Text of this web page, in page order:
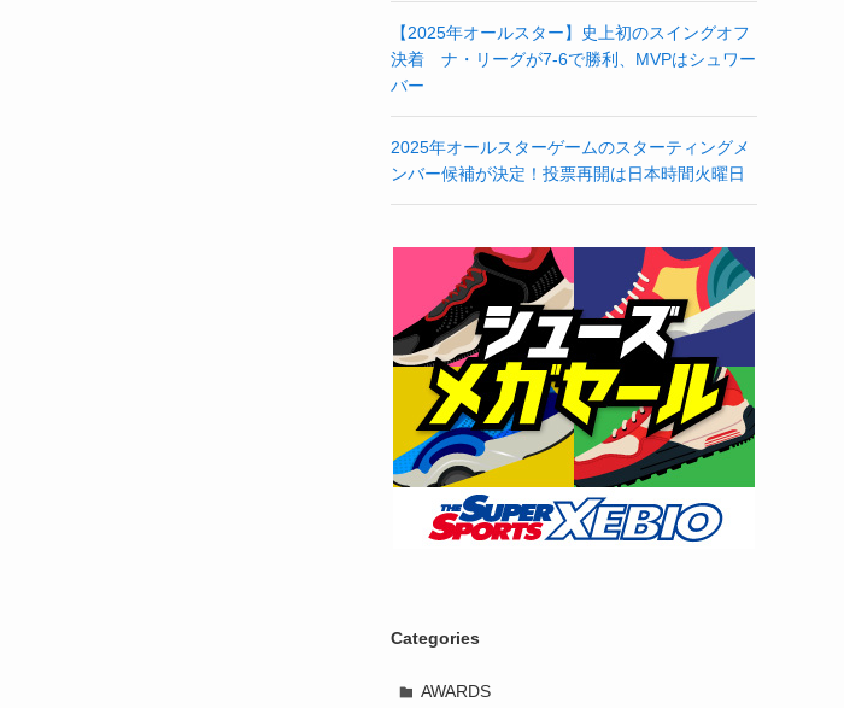
【2025年オールスター】史上初のスイングオフ
決着 ナ・リーグが7-6で勝利、MVPはシュワー
バー
2025年オールスターゲームのスターティングメ
ンバー候補が決定！投票再開は日本時間火曜日
Categories
AWARDS